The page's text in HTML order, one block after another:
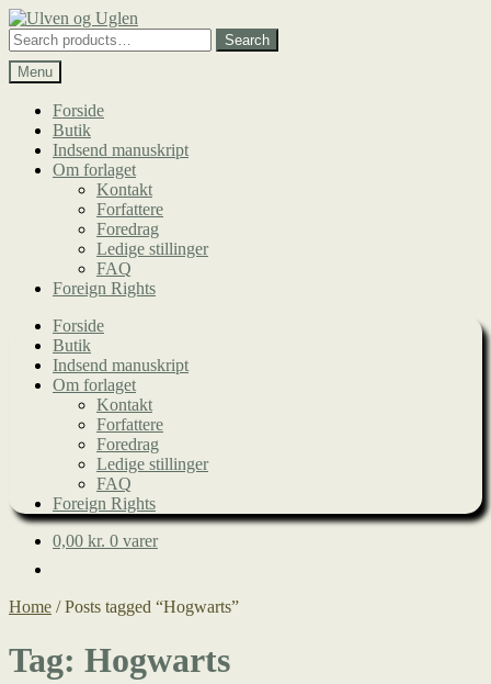
Spring
til
navigation
Spring
til
indhold
Search
for:
Search
Menu
Forside
Butik
Indsend manuskript
Om forlaget
Kontakt
Forfattere
Foredrag
Ledige stillinger
FAQ
Foreign Rights
Forside
Butik
Indsend manuskript
Om forlaget
Kontakt
Forfattere
Foredrag
Ledige stillinger
FAQ
Foreign Rights
0,00 kr. 0 varer
Home /Posts tagged “Hogwarts”
Tag: Hogwarts